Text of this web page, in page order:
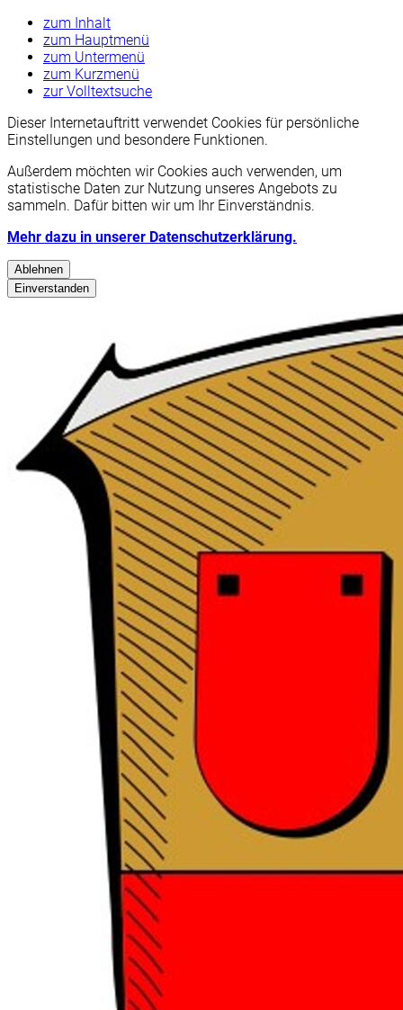
zum Inhalt
zum Hauptmenü
zum Untermenü
zum Kurzmenü
zur Volltextsuche
Dieser Internetauftritt verwendet Cookies für persönliche
Einstellungen und besondere Funktionen.
Außerdem möchten wir Cookies auch verwenden, um
statistische Daten zur Nutzung unseres Angebots zu
sammeln. Dafür bitten wir um Ihr Einverständnis.
Mehr dazu in unserer Datenschutzerklärung.
Ablehnen
Einverstanden